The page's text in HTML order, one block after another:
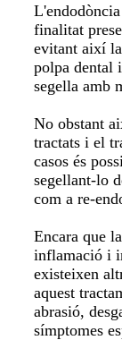
finalitat
evitant així
polpa dental
segella amb
No obstant
tractats i el
casos és
segellant-lo
com a re-
Encara que
inflamació i
existeixen
aquest
abrasió,
símptomes